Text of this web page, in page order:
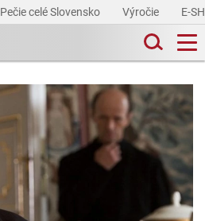
Pečie celé Slovensko Výročie E-